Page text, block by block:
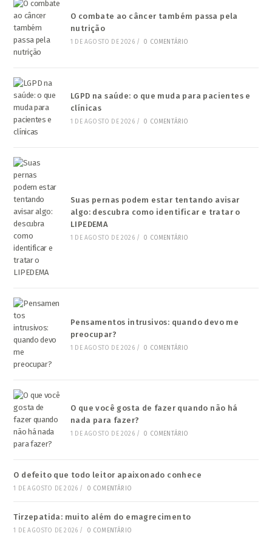
O combate ao câncer também passa pela
nutrição
1 DE AGOSTO DE 2026 / 0 COMENTÁRIO
LGPD na saúde: o que muda para pacientes e
clínicas
1 DE AGOSTO DE 2026 / 0 COMENTÁRIO
Suas pernas podem estar tentando avisar
algo: descubra como identificar e tratar o
LIPEDEMA
1 DE AGOSTO DE 2026 / 0 COMENTÁRIO
Pensamentos intrusivos: quando devo me
preocupar?
1 DE AGOSTO DE 2026 / 0 COMENTÁRIO
O que você gosta de fazer quando não há
nada para fazer?
1 DE AGOSTO DE 2026 / 0 COMENTÁRIO
O defeito que todo leitor apaixonado conhece
1 DE AGOSTO DE 2026 / 0 COMENTÁRIO
Tirzepatida: muito além do emagrecimento
1 DE AGOSTO DE 2026 / 0 COMENTÁRIO